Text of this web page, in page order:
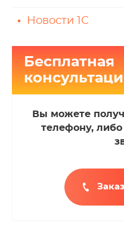
Новости 1С
Бесплатная
Вы можете
телефону,